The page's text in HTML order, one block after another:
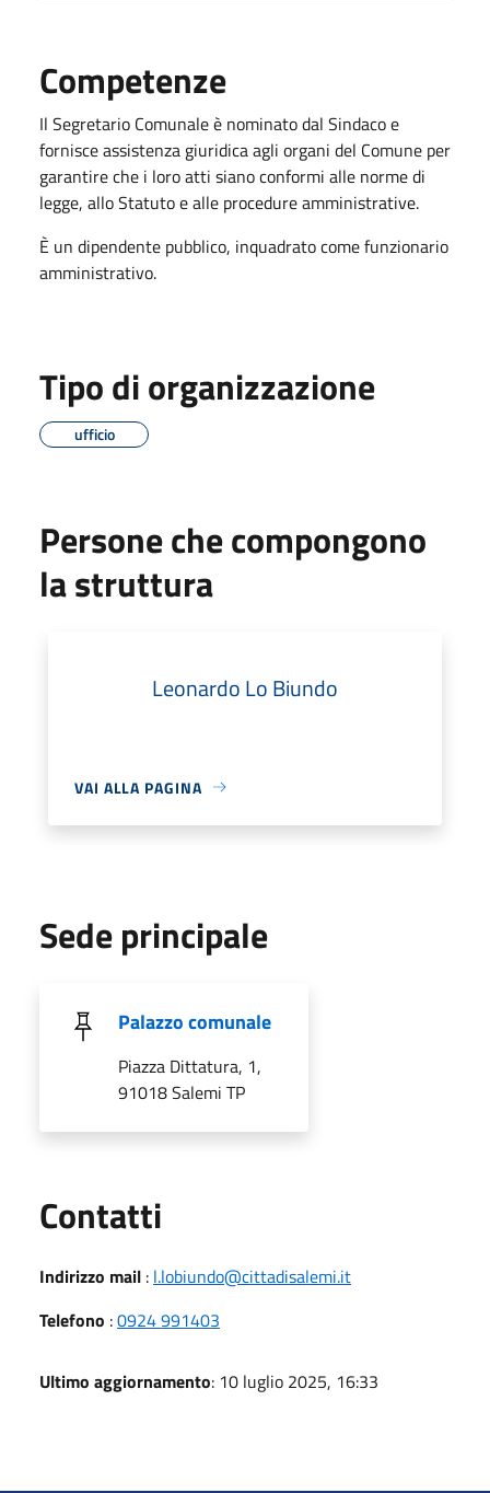
Competenze
Il Segretario Comunale è nominato dal Sindaco e
fornisce assistenza giuridica agli organi del Comune per
garantire che i loro atti siano conformi alle norme di
legge, allo Statuto e alle procedure amministrative.
È un dipendente pubblico, inquadrato come funzionario
amministrativo.
Tipo di organizzazione
ufficio
Persone che compongono
la struttura
Leonardo Lo Biundo
VAI ALLA PAGINA
Sede principale
Palazzo comunale
Piazza Dittatura, 1,
91018 Salemi TP
Contatti
Indirizzo mail : l.lobiundo@cittadisalemi.it
Telefono :0924 991403
Ultimo aggiornamento: 10 luglio 2025, 16:33